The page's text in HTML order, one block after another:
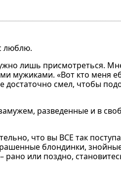
люблю.
лишь присмотреться.
мужиками. «Вот кто меня
достаточно смел, чтобы
разведенные и в
что вы ВСЕ так
блондинки,
или поздно,